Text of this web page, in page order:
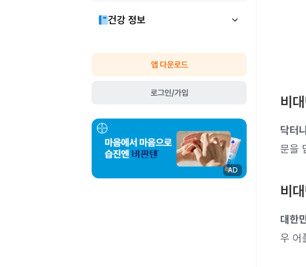
건강 정보
앱 다운로드
로그인/가입
AD
비
닥터
문을
비
대한
우 어